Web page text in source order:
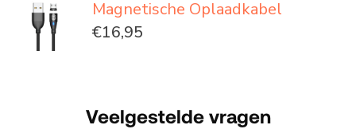
Magnetische Oplaadkabel
€16,95
Veelgestelde vragen